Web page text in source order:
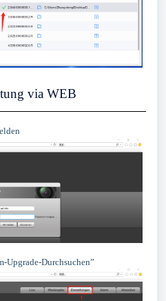
via WEB
Upgrade-Durchsuchen”